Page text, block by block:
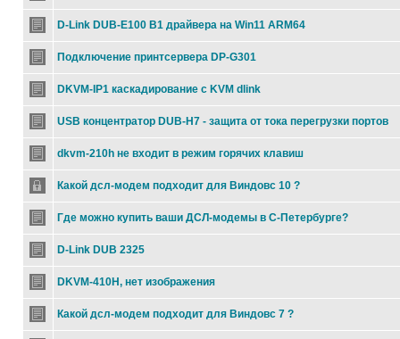
D-Link DUB-E100 B1 драйвера на Win11 ARM64
Подключение принтсервера DP-G301
DKVM-IP1 каскадирование с KVM dlink
USB концентратор DUB-H7 - защита от тока перегрузки портов
dkvm-210h не входит в режим горячих клавиш
Какой дсл-модем подходит для Виндовс 10 ?
Где можно купить ваши ДСЛ-модемы в С-Петербурге?
D-Link DUB 2325
DKVM-410H, нет изображения
Какой дсл-модем подходит для Виндовс 7 ?